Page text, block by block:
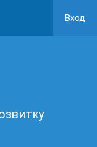
Вход